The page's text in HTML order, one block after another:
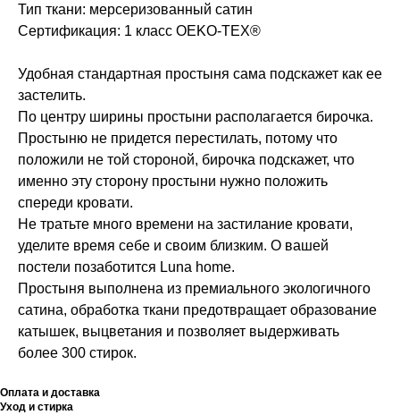
Тип ткани: мерсеризованный сатин
Сертификация: 1 класс OEKO-TEX®
Удобная стандартная простыня сама подскажет как ее
застелить.
По центру ширины простыни располагается бирочка.
Простыню не придется перестилать, потому что
положили не той стороной, бирочка подскажет, что
именно эту сторону простыни нужно положить
спереди кровати.
Не тратьте много времени на застилание кровати,
уделите время себе и своим близким. О вашей
постели позаботится Luna home.
Простыня выполнена из премиального экологичного
сатина, обработка ткани предотвращает образование
катышек, выцветания и позволяет выдерживать
более 300 стирок.
Оплата и доставка
Уход и стирка